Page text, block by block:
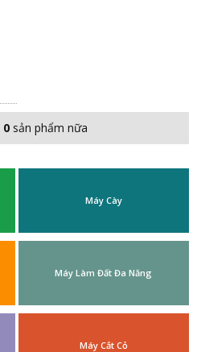
0 sản phẩm nữa
Máy Cày
Máy Làm Đất Đa Năng
Máy Cắt Cỏ